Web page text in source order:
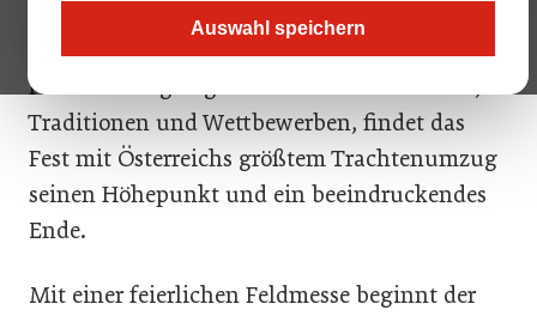
Auswahl speichern
charmante Alpenstadt bewegt. Es ist Sonntag,
der abschließende Tag des Gauder Fests 2023.
Nach vier Tagen gefüllt mit Feierlichkeiten,
Traditionen und Wettbewerben, findet das
Fest mit Österreichs größtem Trachtenumzug
seinen Höhepunkt und ein beeindruckendes
Ende.
Mit einer feierlichen Feldmesse beginnt der